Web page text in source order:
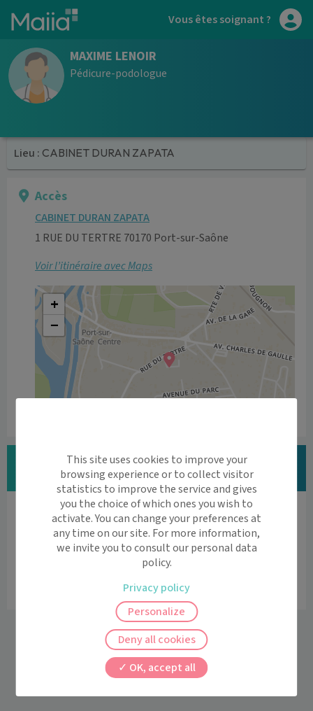
Aller au contenu principal Vous êtes soignant ?
MAXIME LENOIR
Pédicure-podologue
Lieu : CABINET DURAN ZAPATA
Accès
CABINET DURAN ZAPATA
1 RUE DU TERTRE 70170 Port-sur-Saône
Voir l’itinéraire avec Maps
+
−
Vous êtes MAXIME LENOIR ?
Modifier vos informations
Vous êtes professionnel de santé ?
Découvrez l'agenda en ligne et la téléconsultation
par Maiia
Vous êtes professionnel de santé
This site uses cookies to improve your
browsing experience or to collect visitor
statistics to improve the service and gives
you the choice of which ones you wish to
activate. You can change your preferences at
any time on our site. For more information,
we invite you to consult our personal data
policy.
OK, accept all
Deny all cookies
Personalize
Privacy policy